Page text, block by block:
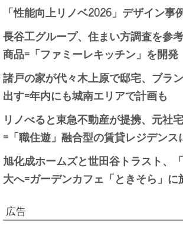
「性能向上リノベ2026」デザイン事
長谷工グループ、住まい方調査を参
商品=「ファミーレキッチン」を開発
諸戸の家が代々木上原で邸宅、ブラ
出す=年内にも城南エリアで計画も
リノべると東急不動産が提携、元社
=「職住遊」融合型の賃貸レジデンス
旭化成ホームズと世田谷トラスト、
大へ=ガーデンカフェ「ときそら」に
広告